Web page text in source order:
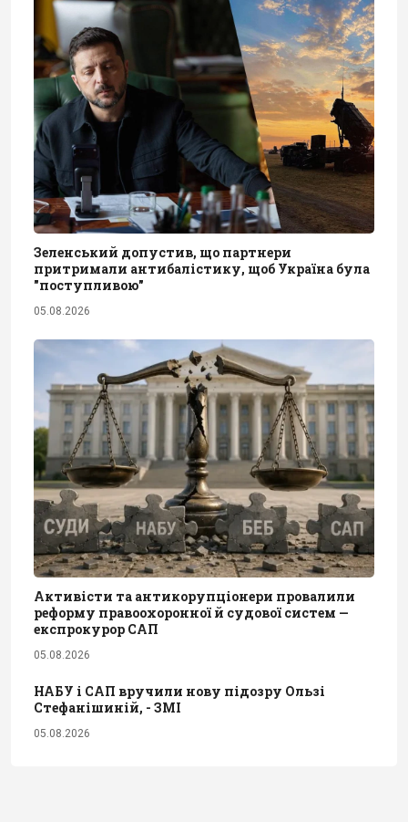
Зеленський допустив, що партнери
притримали антибалістику, щоб Україна була
"поступливою"
05.08.2026
Активісти та антикорупціонери провалили
реформу правоохоронної й судової систем —
експрокурор САП
05.08.2026
НАБУ і САП вручили нову підозру Ользі
Стефанішиній, - ЗМІ
05.08.2026